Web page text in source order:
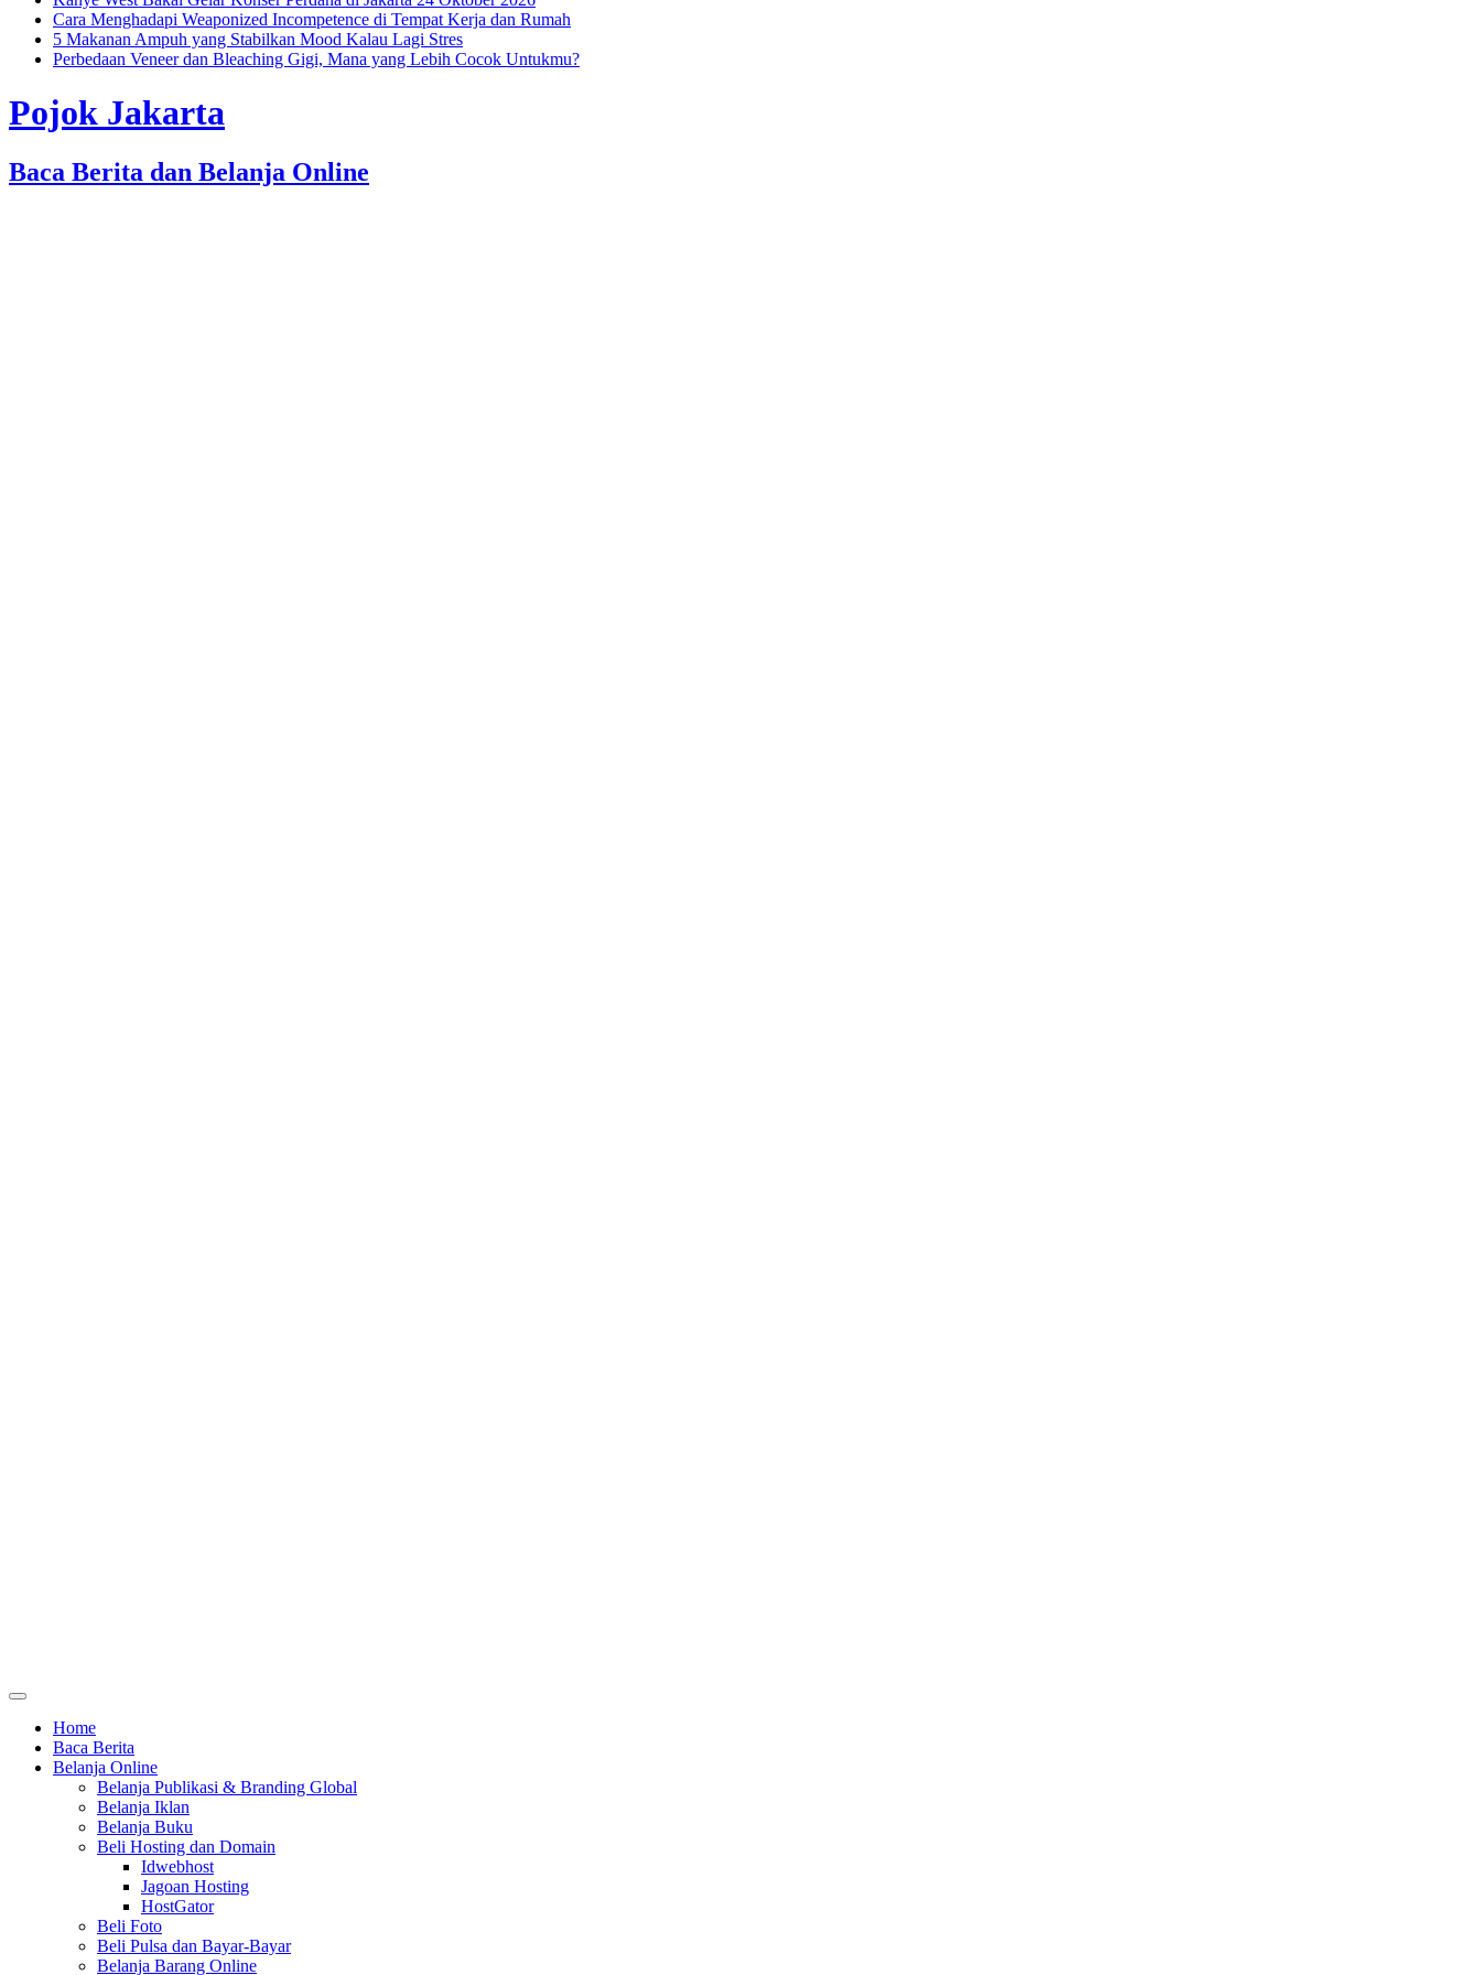
Cara Menghadapi Weaponized Incompetence di Tempat Kerja dan Rumah
5 Makanan Ampuh yang Stabilkan Mood Kalau Lagi Stres
Perbedaan Veneer dan Bleaching Gigi, Mana yang Lebih Cocok Untukmu?
Pojok Jakarta
Baca Berita dan Belanja Online
Home
Baca Berita
Belanja Online
Belanja Publikasi & Branding Global
Belanja Iklan
Belanja Buku
Beli Hosting dan Domain
Idwebhost
Jagoan Hosting
HostGator
Beli Foto
Beli Pulsa dan Bayar-Bayar
Belanja Barang Online